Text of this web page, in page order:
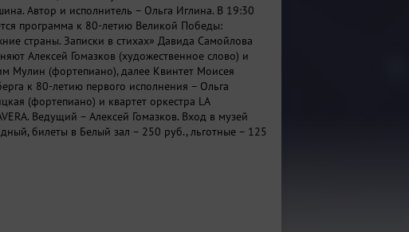
Автор и исполнитель – Ольга Иглина. В 19:30
программа к 80-летию Великой Победы:
страны. Записки в стихах» Давида Самойлова
Алексей Гомазков (художественное слово) и
Мулин (фортепиано), далее Квинтет Моисея
к 80-летию первого исполнения – Ольга
(фортепиано) и квартет оркестра LA
Ведущий – Алексей Гомазков. Вход в музей
билеты в Белый зал – 250 руб., льготные – 125